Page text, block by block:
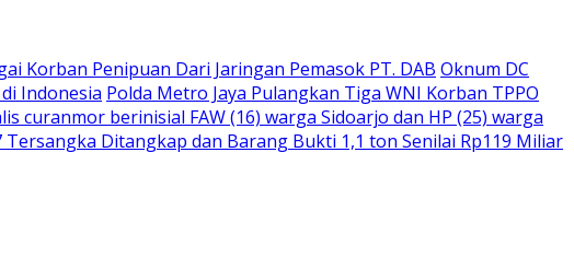
Korban Penipuan Dari Jaringan Pemasok PT. DAB Oknum DC
Indonesia Polda Metro Jaya Pulangkan Tiga WNI Korban TPPO
berinisial FAW (16) warga Sidoarjo dan HP (25) warga
Ditangkap dan Barang Bukti 1,1 ton Senilai Rp119 Miliar